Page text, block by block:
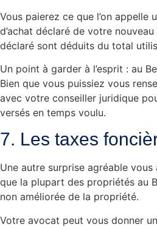
Vous paierez ce que l’on
d’achat déclaré de votre
déclaré sont déduits du total
Un point à garder à l’esprit : au
Bien que vous puissiez vous
avec votre conseiller juridique
versés en temps voulu.
7. Les taxes
Une autre surprise agréable
que la plupart des propriétés au
non améliorée de la propriété.
Votre avocat peut vous donner